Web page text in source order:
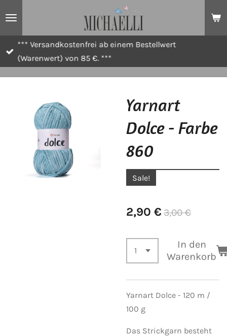
*** Versandkostenfrei ab einem Bestellwert
(Warenwert) von 85 €. ***
Yarnart
Dolce - Farbe
860
Sale!
2,90 € 3,00 €
In den
Warenkorb
Yarnart Dolce - 120 m /
100 g
Das Strickgarn besteht